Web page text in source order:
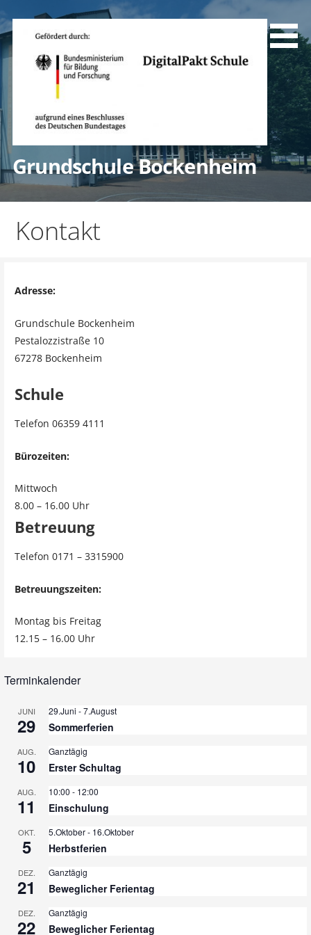
Inhalt
springen
Grundschule Bockenheim
Kontakt
Adresse:
Grundschule Bockenheim
Pestalozzistraße 10
67278 Bockenheim
Schule
Telefon 06359 4111
Bürozeiten:
Mittwoch
8.00 – 16.00 Uhr
Betreuung
Telefon 0171 – 3315900
Betreuungszeiten:
Montag bis Freitag
12.15 – 16.00 Uhr
Terminkalender
JUNI
29
29.Juni -7.August
Sommerferien
AUG.
10
Ganztägig
Erster Schultag
AUG.
11
10:00 - 12:00
Einschulung
OKT.
5
5.Oktober- 16.Oktober
Herbstferien
DEZ.
21
Ganztägig
Beweglicher Ferientag
DEZ.
22
Ganztägig
Beweglicher Ferientag